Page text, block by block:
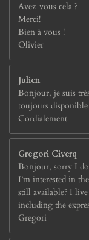
Avez-vous cela ?
Merci!
Bien à vous !
Olivier
Julien
Bonjour, je suis
toujours disponible
Cordialement
Gregori Civerq
Bonjour, sorry I
I’m interested in
still available? I
including the
Gregori